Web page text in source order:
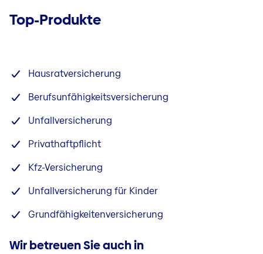
Top-Produkte
Hausratversicherung
Berufsunfähigkeitsversicherung
Unfallversicherung
Privathaftpflicht
Kfz-Versicherung
Unfallversicherung für Kinder
Grundfähigkeitenversicherung
Wir betreuen Sie auch in